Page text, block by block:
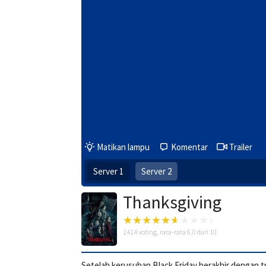
Matikan lampu Komentar Trailer
Server 1 Server 2
Thanksgiving
1414voting, rata-rata 6.0 dari 10